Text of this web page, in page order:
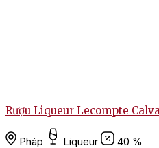
Rượu Liqueur Lecompte
Pháp Liqueur
40 %